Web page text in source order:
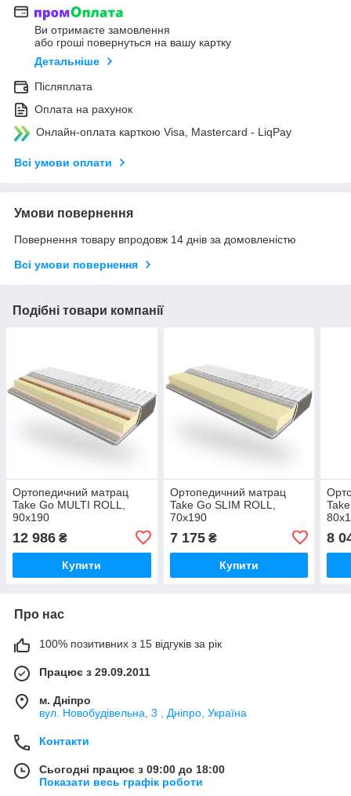
Ви отримаєте замовлення
або гроші повернуться на вашу картку
Детальніше
Післяплата
Оплата на рахунок
Онлайн-оплата карткою Visa, Mastercard - LiqPay
Всі умови оплати
Умови повернення
Повернення товару впродовж 14 днів за домовленістю
Всі умови повернення
Подібні товари компанії
Ортопедичний матрац
Take Go MULTI ROLL,
90х190
12 986 ₴
Купити
Ортопедичний матрац
Take Go SLIM ROLL,
70х190
7 175₴
Купити
8
Про нас
100% позитивних з 15 відгуків за рік
Працює з 29.09.2011
м. Дніпро
вул. Новобудівельна, 3 , Дніпро, Україна
Контакти
Сьогодні працює з 09:00 до 18:00
Показати весь графік роботи